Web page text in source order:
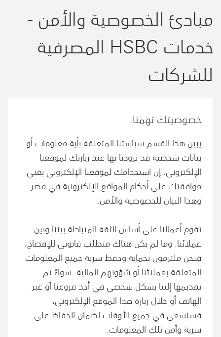
مبادئ الخصوصية والأمن -
خدمات HSBC المصرفية
للشركات
خصوصيتك تهمنا.
يبين هذا القسم سياستنا المتعلقة بأية معلومات أو
بيانات شخصية قد تزودنا بها عند زيارتك لموقعنا
الإلكتروني. إن استخدامك لموقعنا الإلكتروني يعني
موافقتك على أحكام المواقع الإلكترونية في مصر
وهذا البيان للخصوصية والأمن.
تقوم أعمالنا على أساس الثقة المتبادلة بيننا وبين
عملائنا. وما لم يكن هناك متطلب قانوني للإفصاح،
فنحن ملتزمون بحماية وحفظ سرية جميع المعلومات
المتعلقة بعملائنا أو شؤونهم المالية. سواءً تم
تقديمها إلينا بشكل شخصي في أحد فروعنا أو عبر
الهاتف أو خلال زيارة هذا الموقع الإلكتروني،
فسنسعى في جميع الأوقات لضمان الحفاظ على
سرية وأمن تلك المعلومات.